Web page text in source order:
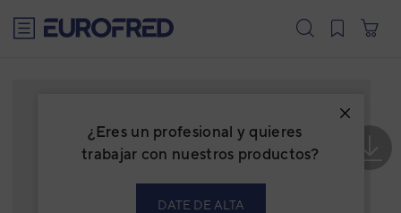
¿Eres un profesional y quieres
trabajar con nuestros productos?
DATE DE ALTA